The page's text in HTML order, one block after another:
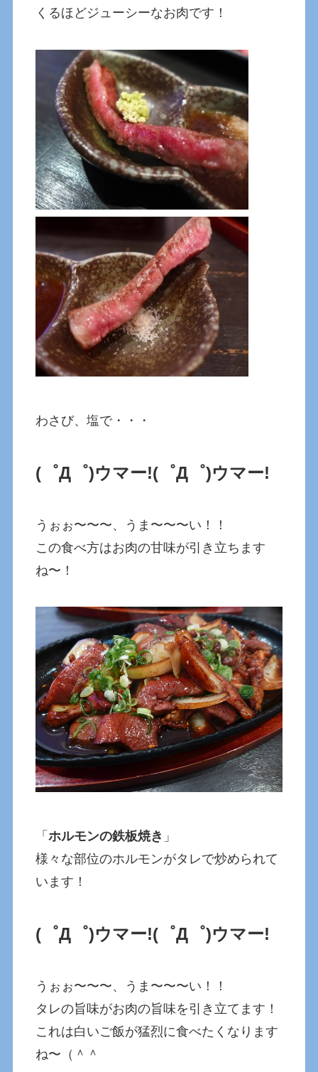
くるほどジューシーなお肉です！
わさび、塩で・・・
(゜Д゜)ウマー!(゜Д゜)ウマー!
うぉぉ〜〜〜、うま〜〜〜い！！
この食べ方はお肉の甘味が引き立ちます
ね〜！
「ホルモンの鉄板焼き 」
様々な部位のホルモンがタレで炒められて
います！
(゜Д゜)ウマー!(゜Д゜)ウマー!
うぉぉ〜〜〜、うま〜〜〜い！！
タレの旨味がお肉の旨味を引き立てます！
これは白いご飯が猛烈に食べたくなります
ね〜（＾＾